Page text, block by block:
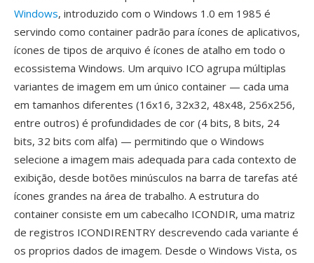
Windows, introduzido com o Windows 1.0 em 1985 é
servindo como container padrão para ícones de aplicativos,
ícones de tipos de arquivo é ícones de atalho em todo o
ecossistema Windows. Um arquivo ICO agrupa múltiplas
variantes de imagem em um único container — cada uma
em tamanhos diferentes (16x16, 32x32, 48x48, 256x256,
entre outros) é profundidades de cor (4 bits, 8 bits, 24
bits, 32 bits com alfa) — permitindo que o Windows
selecione a imagem mais adequada para cada contexto de
exibição, desde botões minúsculos na barra de tarefas até
ícones grandes na área de trabalho. A estrutura do
container consiste em um cabecalho ICONDIR, uma matriz
de registros ICONDIRENTRY descrevendo cada variante é
os proprios dados de imagem. Desde o Windows Vista, os